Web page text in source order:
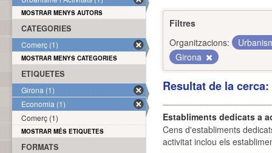
Filtres
Organitzacions:
Girona
Resultat de la
Establiments dedicats a
Cens d'establiments
activitat inclou els
MOSTRAR MENYS AUTORS
CATEGORIES
Comerç (1)
MOSTRAR MENYS CATEGORIES
ETIQUETES
Girona (1)
Economia (1)
Comerç (1)
MOSTRAR MÉS ETIQUETES
FORMATS